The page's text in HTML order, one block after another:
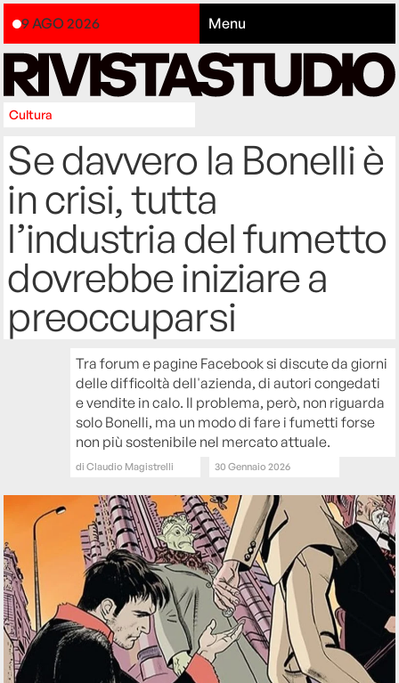
9 AGO 2026 Menu
Cultura
Se davvero la Bonelli è
in crisi, tutta
l’industria del fumetto
dovrebbe iniziare a
preoccuparsi
Tra forum e pagine Facebook si discute da giorni
delle difficoltà dell'azienda, di autori congedati
e vendite in calo. Il problema, però, non riguarda
solo Bonelli, ma un modo di fare i fumetti forse
non più sostenibile nel mercato attuale.
diClaudio Magistrelli 30 Gennaio 2026